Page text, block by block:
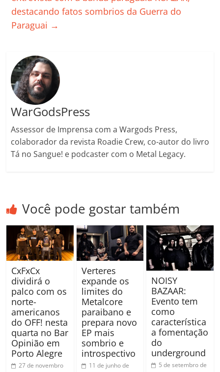
o
destacando fatos sombrios da Guerra do
Paraguai →
WarGodsPress
Assessor de Imprensa com a Wargods Press,
colaborador da revista Roadie Crew, co-autor do livro
Tá no Sangue! e podcaster com o Metal Legacy.
Você pode gostar também
CxFxCx
dividirá o
palco com os
norte-
americanos
do OFF! nesta
quarta no Bar
Opinião em
Porto Alegre
27 de novembro
Verteres
expande os
limites do
Metalcore
paraibano e
prepara novo
EP mais
sombrio e
introspectivo
11 de junho de
NOISY
BAZAAR:
Evento tem
como
característica
a fomentação
do
underground
5 de setembro de